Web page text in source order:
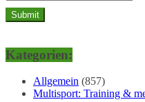
Kategorien:
Allgemein (857)
Multisport: Training &